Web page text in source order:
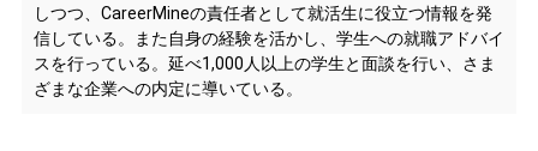
しつつ、CareerMineの責任者として就活生に役立つ情報を発
信している。また自身の経験を活かし、学生への就職アドバイ
スを行っている。延べ1,000人以上の学生と面談を行い、さま
ざまな企業への内定に導いている。